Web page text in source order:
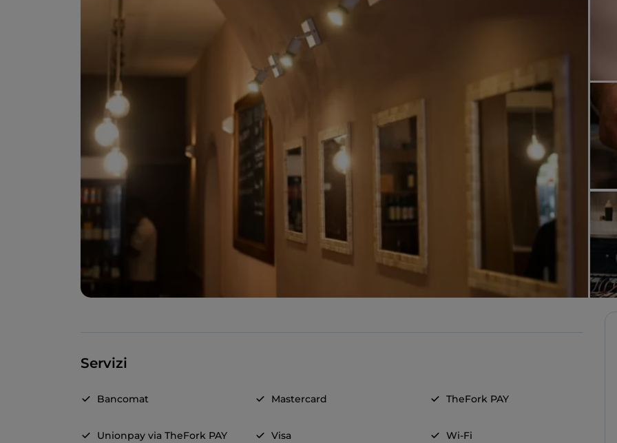
Servizi
Bancomat Mastercard TheFork PAY
Unionpay via TheFork PAY Visa Wi-Fi